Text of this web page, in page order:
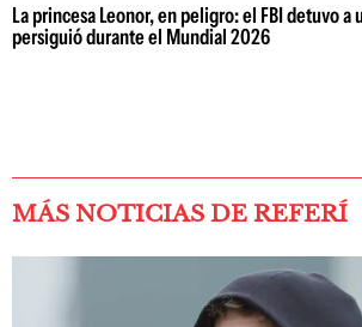
La princesa Leonor, en peligro: el FBI detuvo a
persiguió durante el Mundial 2026
MÁS NOTICIAS DE REFERÍ